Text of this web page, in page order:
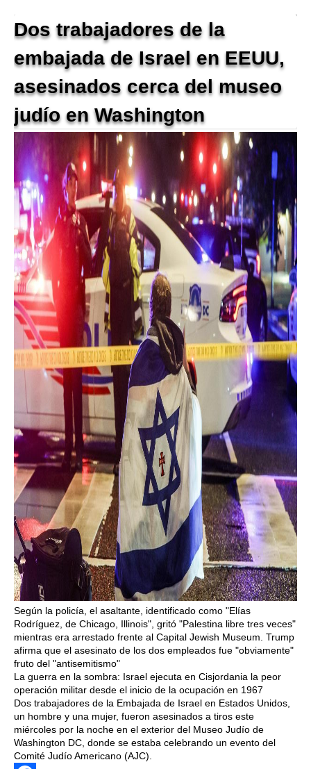
Dos trabajadores de la
embajada de Israel en EEUU,
asesinados cerca del museo
judío en Washington
Según la policía, el asaltante, identificado como "Elías
Rodríguez, de Chicago, Illinois", gritó "Palestina libre tres veces"
mientras era arrestado frente al Capital Jewish Museum. Trump
afirma que el asesinato de los dos empleados fue "obviamente"
fruto del "antisemitismo"
La guerra en la sombra: Israel ejecuta en Cisjordania la peor
operación militar desde el inicio de la ocupación en 1967
Dos trabajadores de la Embajada de Israel en Estados Unidos,
un hombre y una mujer, fueron asesinados a tiros este
miércoles por la noche en el exterior del Museo Judío de
Washington DC, donde se estaba celebrando un evento del
Comité Judío Americano (AJC).